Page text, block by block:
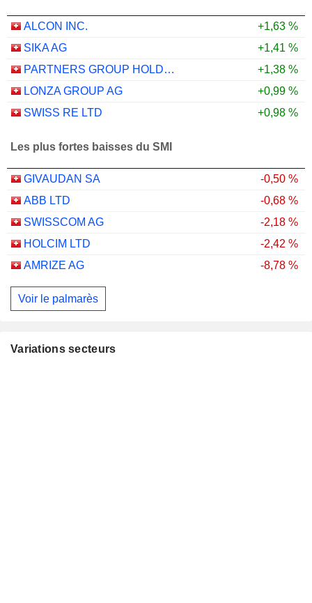
ALCON INC.
+1,63 %
SIKA AG
+1,41 %
PARTNERS GROUP HOLDING AG
+1,38 %
LONZA GROUP AG
+0,99 %
SWISS RE LTD
+0,98 %
Les plus fortes baisses du SMI
GIVAUDAN SA
-0,50 %
ABB LTD
-0,68 %
SWISSCOM AG
-2,18 %
HOLCIM LTD
-2,42 %
AMRIZE AG
-8,78 %
Voir le palmarès
Variations secteurs